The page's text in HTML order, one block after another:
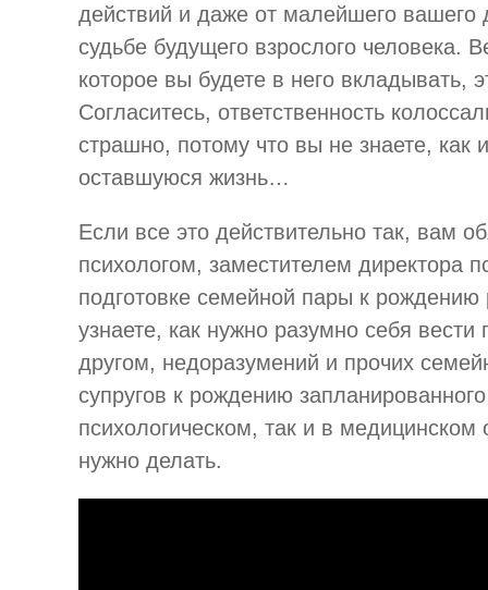
действий и даже от малейшего вашего
судьбе будущего взрослого
которое вы будете в него вкладывать,
Согласитесь, ответственность
страшно, потому что вы не знаете,
оставшуюся жизнь…
Если все это действительно так, вам
психологом, заместителем директора
подготовке семейной пары к
узнаете, как нужно разумно себя
другом, недоразумений и прочих
супругов к рождению
психологическом, так и в
нужно делать.